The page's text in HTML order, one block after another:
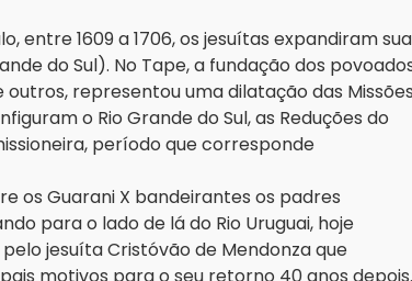
entre 1609 a 1706, os jesuítas expandiram sua
do Sul). No Tape, a fundação dos
outros, representou uma dilatação das Missões
o Rio Grande do Sul, as Reduções do
período que corresponde
os Guarani X bandeirantes os padres
para o lado de lá do Rio Uruguai, hoje
jesuíta Cristóvão de Mendonza que